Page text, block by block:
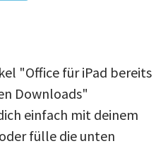
"Office für iPad bereits
Downloads"
einfach mit deinem
fülle die unten